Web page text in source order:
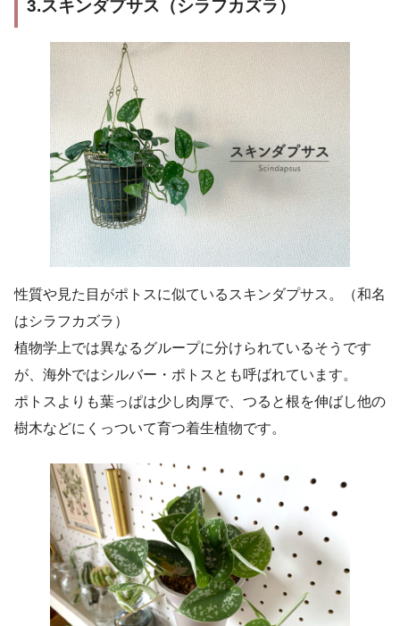
3.スキンダプサス（シラフカズラ）
性質や見た目がポトスに似ているスキンダプサス。（和名
はシラフカズラ）
植物学上では異なるグループに分けられているそうです
が、海外ではシルバー・ポトスとも呼ばれています。
ポトスよりも葉っぱは少し肉厚で、つると根を伸ばし他の
樹木などにくっついて育つ着生植物です。